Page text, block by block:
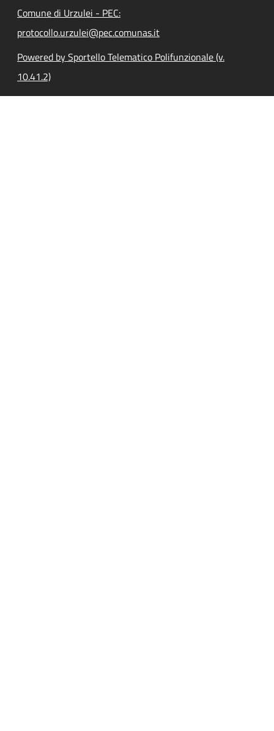
Comune di Urzulei - PEC:
protocollo.urzulei@pec.comunas.it
Powered by Sportello Telematico Polifunzionale (v.
10.41.2)